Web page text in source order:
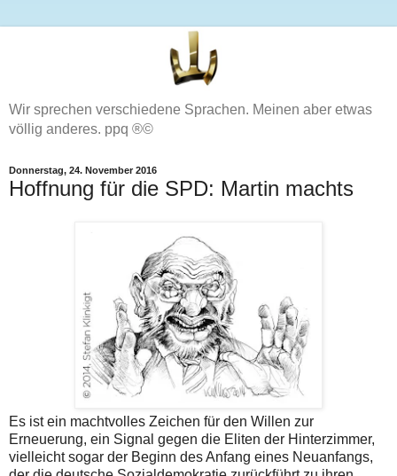
Wir sprechen verschiedene Sprachen. Meinen aber etwas
völlig anderes. ppq ®©
Donnerstag, 24. November 2016
Hoffnung für die SPD: Martin machts
Es ist ein machtvolles Zeichen für den Willen zur
Erneuerung, ein Signal gegen die Eliten der Hinterzimmer,
vielleicht sogar der Beginn des Anfang eines Neuanfangs,